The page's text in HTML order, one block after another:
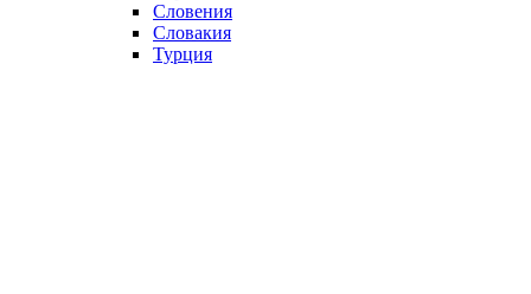
Словения
Словакия
Турция